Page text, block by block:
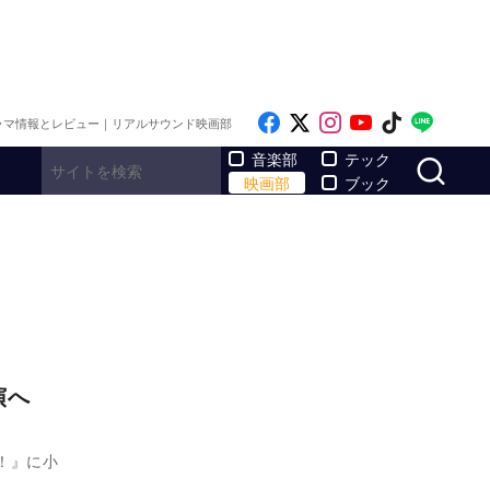
情報とレビュー｜リアルサウンド映画部 Like on Facebook
Follow on x
Follow on
Follow on
Follow
音楽部
映画部
テック
ブック
へ
』に小